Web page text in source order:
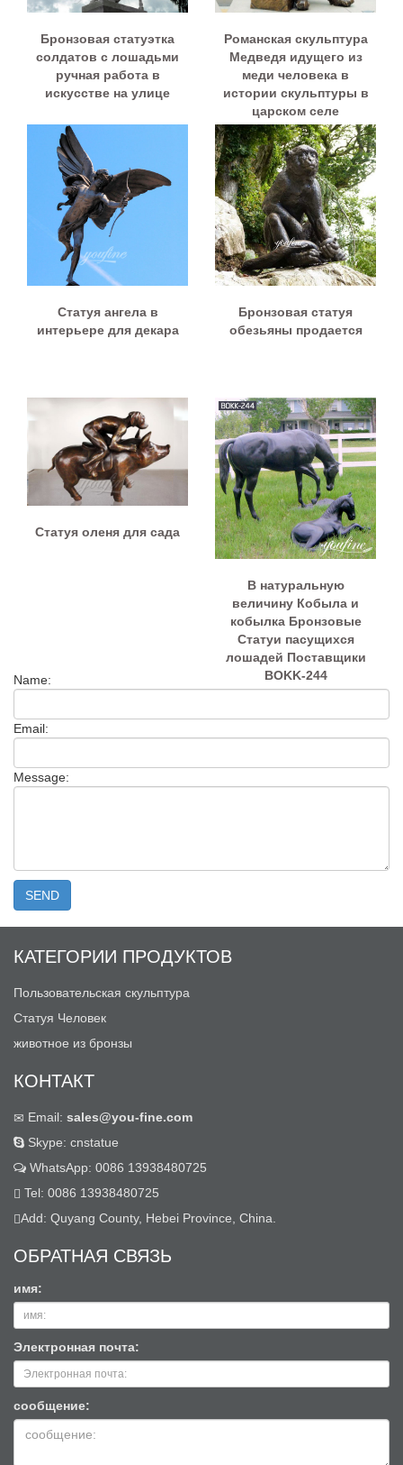
Бронзовая статуэтка
солдатов с лошадьми
ручная работа в
искусстве на улице
Романская скульптура
Медведя идущего из
меди человека в
истории скульптуры в
царском селе
Статуя ангела в
интерьере для декара
Бронзовая статуя
обезьяны продается
Статуя оленя для сада
В натуральную
величину Кобыла и
кобылка Бронзовые
Статуи пасущихся
лошадей Поставщики
BOKK-244
Name:
Email:
Message:
КАТЕГОРИИ ПРОДУКТОВ
Пользовательская скульптура
Статуя Человек
животное из бронзы
КОНТАКТ
Email: sales@you-fine.com
Skype: cnstatue
WhatsApp: 0086 13938480725
Tel: 0086 13938480725
Add: Quyang County, Hebei Province, China.
ОБРАТНАЯ СВЯЗЬ
имя:
Электронная почта:
сообщение: